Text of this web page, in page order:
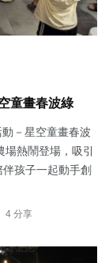
童畫春波綠
－星空童畫春波
熱鬧登場，吸引
孩子一起動手創
4 分享